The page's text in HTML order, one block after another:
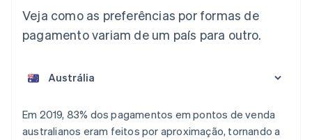
Veja como as preferências por formas de
pagamento variam de um país para outro.
Em 2019, 83% dos pagamentos em pontos de venda
australianos eram feitos por aproximação, tornando a